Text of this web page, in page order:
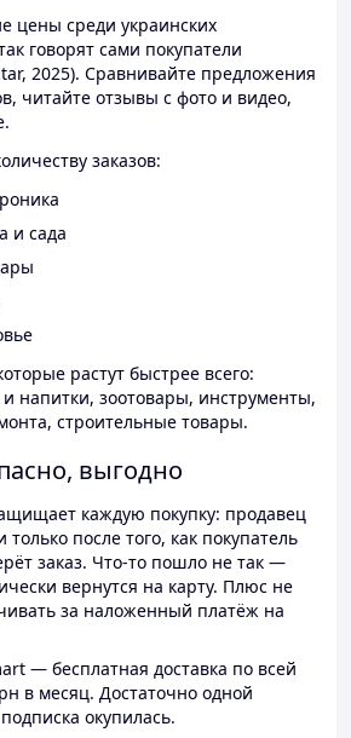
цены среди украинских
говорят сами покупатели
2025). Сравнивайте предложения
читайте отзывы с фото и видео,
заказов:
и сада
растут быстрее всего:
напитки, зоотовары, инструменты,
строительные товары.
выгодно
каждую покупку: продавец
только после того, как покупатель
заказ. Что-то пошло не так —
вернутся на карту. Плюс не
за наложенный платёж на
— бесплатная доставка по всей
в месяц. Достаточно одной
окупилась.